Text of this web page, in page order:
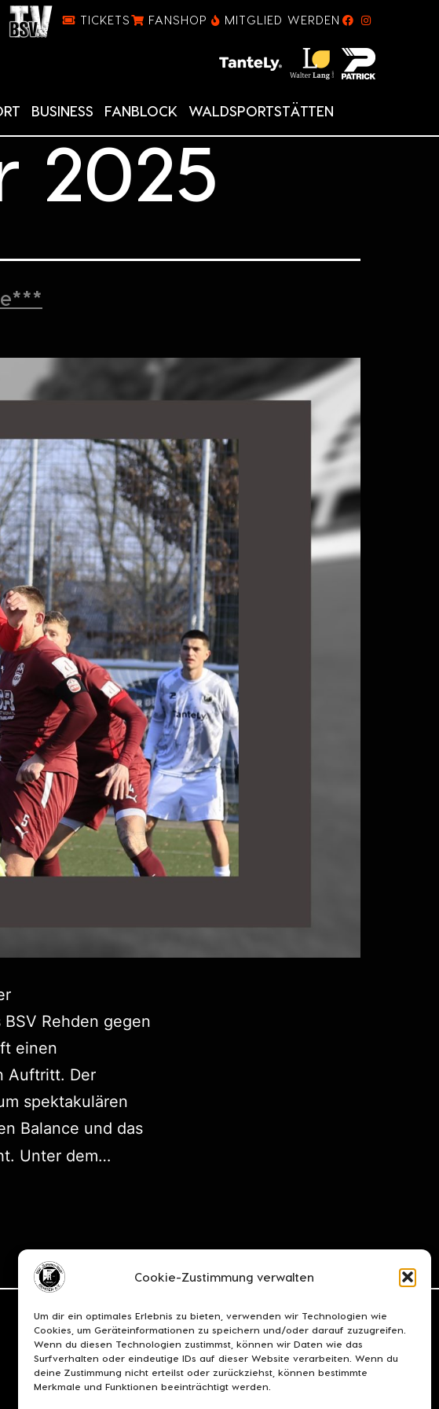
Cookie-Zustimmung verwalten
Um dir ein optimales Erlebnis zu bieten, verwenden wir Technologien wie
Cookies, um Geräteinformationen zu speichern und/oder darauf zuzugreifen.
Wenn du diesen Technologien zustimmst, können wir Daten wie das
Surfverhalten oder eindeutige IDs auf dieser Website verarbeiten. Wenn du
deine Zustimmung nicht erteilst oder zurückziehst, können bestimmte
Merkmale und Funktionen beeinträchtigt werden.
TICKETS FANSHOP MITGLIED WERDEN
BUSINESS FANBLOCK WALDSPORTSTÄTTEN
2025
Rehden gegen
einen
Auftritt. Der
spektakulären
Balance und das
Unter dem…